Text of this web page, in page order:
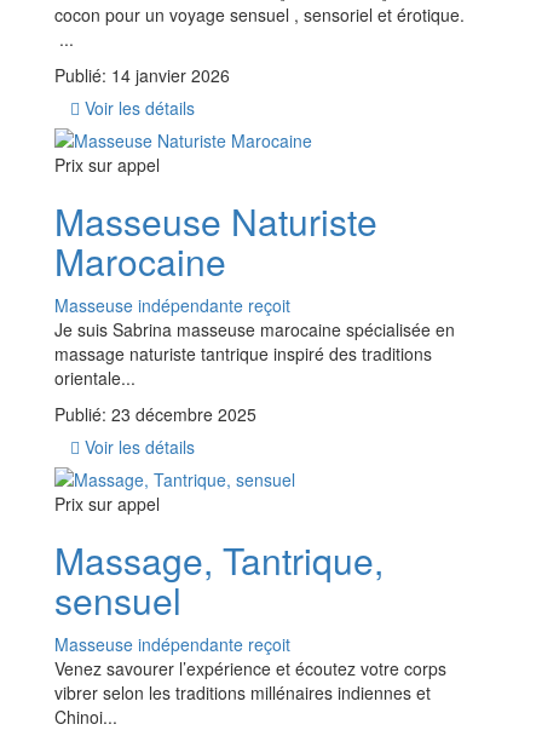
cocon pour un voyage sensuel , sensoriel et érotique.
...
Publié: 14 janvier 2026
Voir les détails
Prix ​​sur appel
Masseuse Naturiste
Marocaine
Masseuse indépendante reçoit
Je suis Sabrina masseuse marocaine spécialisée en
massage naturiste tantrique inspiré des traditions
orientale...
Publié: 23 décembre 2025
Voir les détails
Prix ​​sur appel
Massage, Tantrique,
sensuel
Masseuse indépendante reçoit
Venez savourer l’expérience et écoutez votre corps
vibrer selon les traditions millénaires indiennes et
Chinoi...